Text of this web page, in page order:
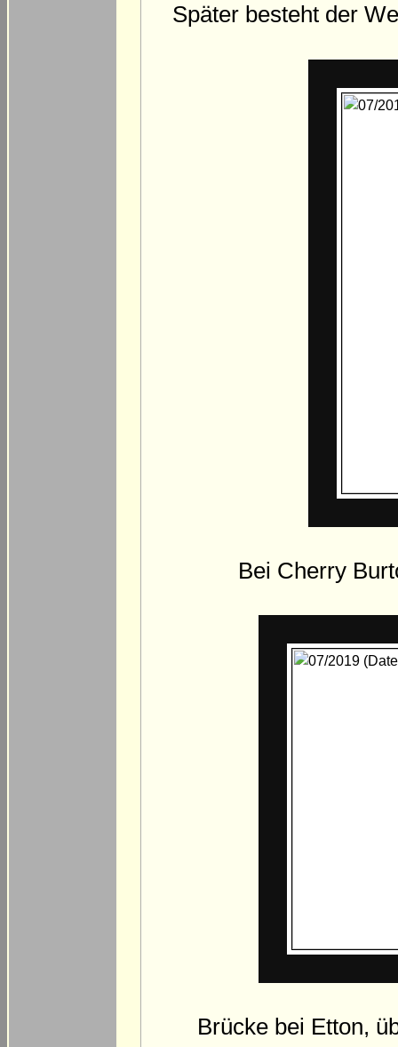
Später besteht der
Bei Cherry
Brücke bei Etton,